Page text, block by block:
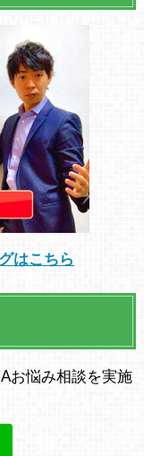
はこちら
お悩み相談を実施